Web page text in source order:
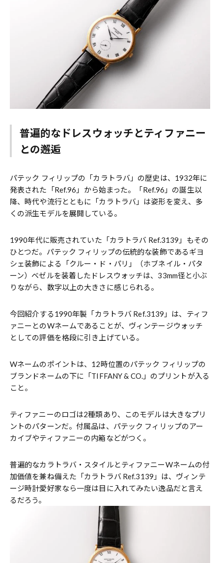
普遍的なドレスウォッチとティファニー
との邂逅
パテック フィリップの「カラトラバ」の歴史は、1932年に
発表された「Ref.96」から始まった。「Ref.96」の誕生以
降、時代や流行とともに「カラトラバ」は姿形を変え、多
くの派生モデルを展開している。
1990年代に販売されていた「カラトラバ Ref.3139」もその
ひとつだ。パテック フィリップの伝統的な装飾であるギヨ
シェ装飾による「クルー・ド・パリ」（ホブネイル・パタ
ーン）ベゼルを装着したドレスウォッチは、33mm径と小ぶ
りながら、数字以上の大きさに感じられる。
今回紹介する1990年製「カラトラバ Ref.3139」は、ティフ
ァニーとのWネームであることが、ヴィンテージウォッチ
としての評価を格段に引き上げている。
Wネームのポイントは、12時位置のパテック フィリップの
ブランドネームの下に「TIFFANY & CO.」のプリントが入る
こと。
ティファニーのロゴは2種類あり、このモデルは大きなプリ
ントのパターンだ。付属品は、パテック フィリップのアー
カイブやティファニーの内箱などがつく。
普遍的なカラトラバ・スタイルとティファニーWネームの付
加価値を兼ね備えた「カラトラバ Ref.3139」は、ヴィンテ
ージ時計愛好家なら一度は目に入れてみたい逸品だと言え
るだろう。